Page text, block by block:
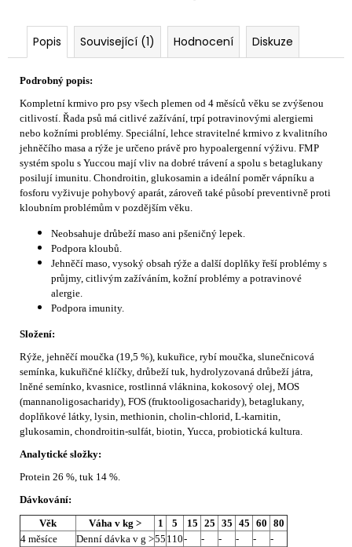
Popis Související (1) Hodnocení Diskuze
Podrobný popis:
Kompletní krmivo pro psy všech plemen od 4 měsíců věku se zvýšenou
citlivostí. Řada psů má citlivé zažívání, trpí potravinovými alergiemi
nebo kožními problémy. Speciální, lehce stravitelné krmivo z kvalitního
jehněčího masa a rýže je určeno právě pro hypoalergenní výživu. FMP
systém spolu s Yuccou mají vliv na dobré trávení a spolu s betaglukany
posilují imunitu. Chondroitin, glukosamin a ideální poměr vápníku a
fosforu vyživuje pohybový aparát, zároveň také působí preventivně proti
kloubním problémům v pozdějším věku.
Neobsahuje drůbeží maso ani pšeničný lepek.
Podpora kloubů.
Jehněčí maso, vysoký obsah rýže a další doplňky řeší problémy s
průjmy, citlivým zažíváním, kožní problémy a potravinové
alergie.
Podpora imunity.
Složení:
Rýže, jehněčí moučka (19,5 %), kukuřice, rybí moučka, slunečnicová
semínka, kukuřičné klíčky, drůbeží tuk, hydrolyzovaná drůbeží játra,
lněné semínko, kvasnice, rostlinná vláknina, kokosový olej, MOS
(mannanoligosacharidy), FOS (fruktooligosacharidy), betaglukany,
doplňkové látky, lysin, methionin, cholin-chlorid, L-karnitin,
glukosamin, chondroitin-sulfát, biotin, Yucca, probiotická kultura.
Analytické složky:
Protein 26 %, tuk 14 %.
Dávkování:
Věk
Váha v kg > 1 5 15 25 35 45 60 80
4 měsíce
Denní dávka v g >55 110- - - - -
-